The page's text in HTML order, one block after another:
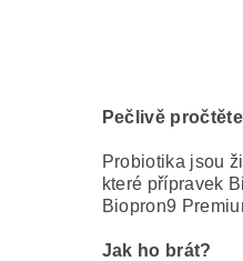
Pečlivě
Probiotika jsou
které přípravek
Biopron9
Jak ho brát?